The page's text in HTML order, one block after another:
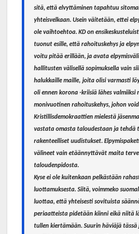
sitä, että elvyttäminen tapahtuu
yhteisvelkaan. Usein väitetään, ettei
ole vaihtoehtoa. KD on
tuonut esille, että rahoituskehys ja
voitu pitää erillään, ja avata
hallitusten välisellä sopimuksella vain
halukkaille maille, joita olisi varmasti
oli ennen korona -kriisiä lähes valmiiksi
monivuotinen rahoituskehys, johon
Kristillisdemokraattien mielestä
vastata omasta taloudestaan ja tehdä
rakenteelliset uudistukset.
välineet vain etäännyttävät maita
taloudenpidosta.
Kyse ei ole kuitenkaan pelkästään
luottamuksesta. Siitä, voimmeko
luottaa, että yhteisesti sovituista
periaatteista pidetään kiinni eikä niitä
tullen kiertämään. Suurin häviäjä tässä